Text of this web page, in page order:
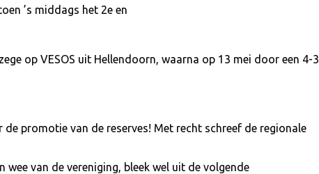
’s middags het 2e en
op VESOS uit Hellendoorn, waarna op 13 mei door een 4-3
promotie van de reserves! Met recht schreef de regionale
van de vereniging, bleek wel uit de volgende